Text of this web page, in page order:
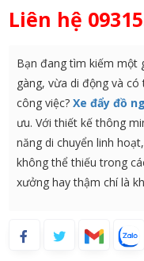
Liên hệ
Bạn đang tìm kiếm một
gàng, vừa di động và
công việc? Xe đẩy đồ
ưu. Với thiết kế thông
năng di chuyển linh
không thể thiếu trong
xưởng hay thậm chí là